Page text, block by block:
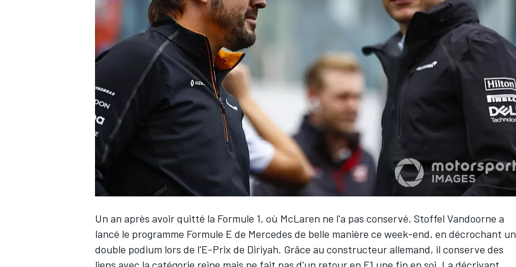
WRC
WEC
Un an après avoir quitté la Formule 1, où McLaren ne l'a pas conservé, Stoffel Vandoorne a
lancé le programme Formule E de Mercedes de belle manière ce week-end, en décrochant un
double podium lors de l'E-Prix de Diriyah. Grâce au constructeur allemand, il conserve des